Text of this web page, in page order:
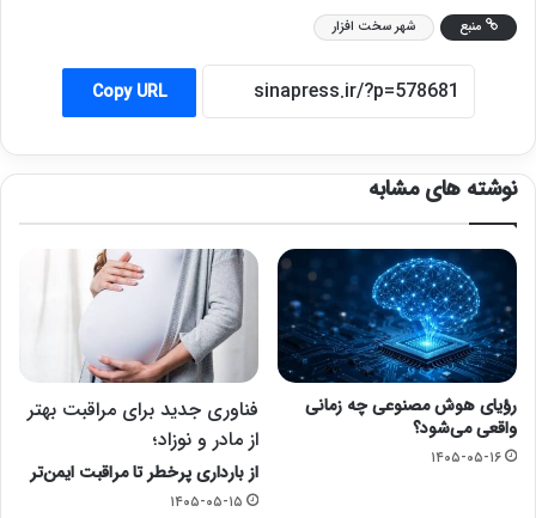
منبع شهر سخت افزار
Copy URL
نوشته های مشابه
رؤیای هوش مصنوعی چه زمانی
واقعی می‌شود؟
۱۴۰۵-۰۵-۱۶
فناوری جدید برای مراقبت بهتر
از مادر و نوزاد؛
از بارداری پرخطر تا مراقبت ایمن‌تر
۱۴۰۵-۰۵-۱۵